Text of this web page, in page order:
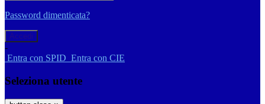
Password dimenticata?
-
Entra con SPID Entra con CIE
Seleziona utente